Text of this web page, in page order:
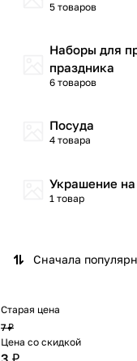
5 товаров
Наборы для
праздника
6 товаров
Посуда
4 товара
Украшение на
1 товар
Сначала
Старая цена
7 ₽
Цена со скидкой